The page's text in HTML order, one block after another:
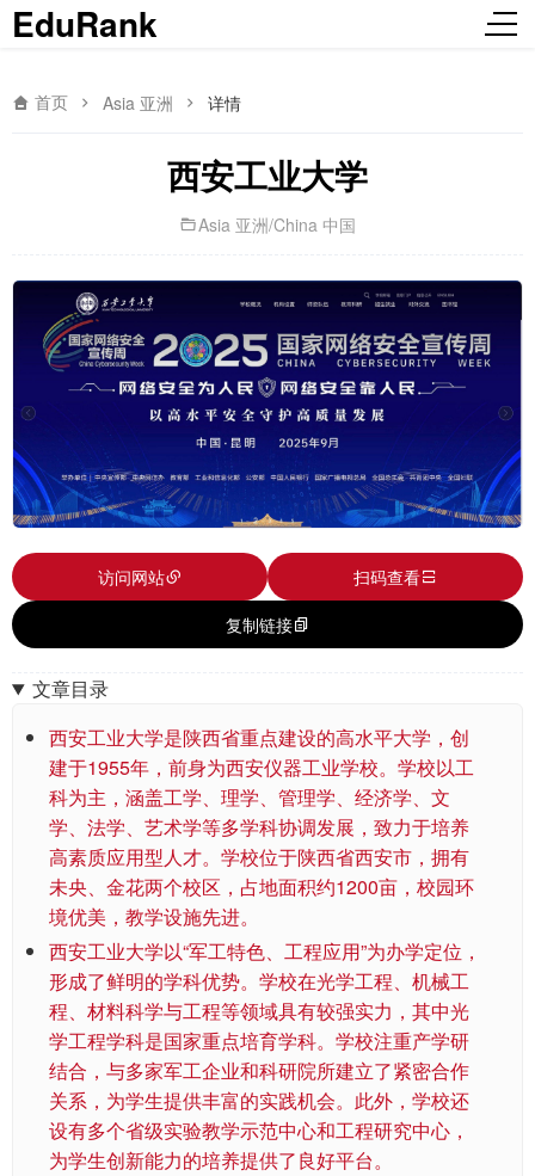
EduRank
首页 Asia 亚洲 详情
西安工业大学
Asia 亚洲/China 中国
访问网站
扫码查看
复制链接
文章目录
西安工业大学是陕西省重点建设的高水平大学，创
建于1955年，前身为西安仪器工业学校。学校以工
科为主，涵盖工学、理学、管理学、经济学、文
学、法学、艺术学等多学科协调发展，致力于培养
高素质应用型人才。学校位于陕西省西安市，拥有
未央、金花两个校区，占地面积约1200亩，校园环
境优美，教学设施先进。
西安工业大学以“军工特色、工程应用”为办学定位，
形成了鲜明的学科优势。学校在光学工程、机械工
程、材料科学与工程等领域具有较强实力，其中光
学工程学科是国家重点培育学科。学校注重产学研
结合，与多家军工企业和科研院所建立了紧密合作
关系，为学生提供丰富的实践机会。此外，学校还
设有多个省级实验教学示范中心和工程研究中心，
为学生创新能力的培养提供了良好平台。